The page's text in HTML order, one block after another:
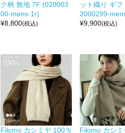
ク柄 無地 7F (020003
00-mens-1r)
¥8,800(税込)
ット織り ギ
2000299-
¥9,900(税込)
Filomo カシミヤ 100％
Filomo カシミ